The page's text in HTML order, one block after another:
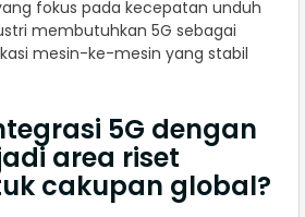
fokus pada kecepatan unduh
membutuhkan 5G sebagai
mesin-ke-mesin yang stabil
5G dengan
area riset
cakupan global?